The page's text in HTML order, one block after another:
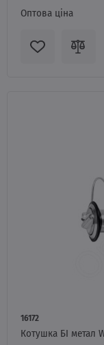
Оптова ціна
16172
Котушка БІ метал